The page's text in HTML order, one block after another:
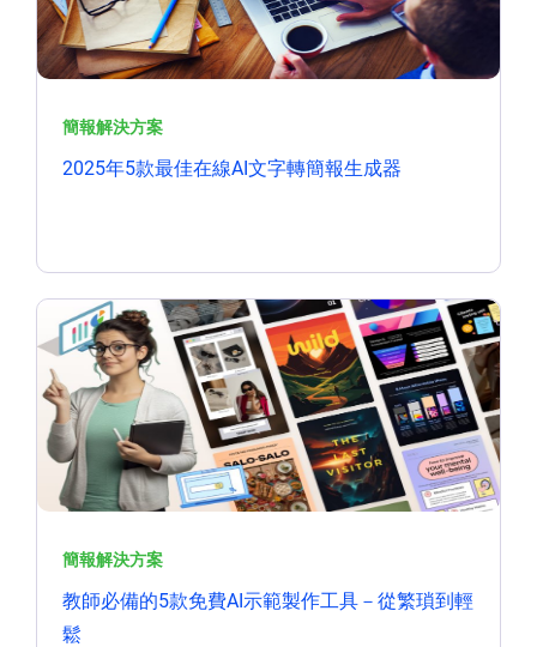
簡報解決方案
2025年5款最佳在線AI文字轉簡報生成器
簡報解決方案
教師必備的5款免費AI示範製作工具－從繁瑣到輕
鬆